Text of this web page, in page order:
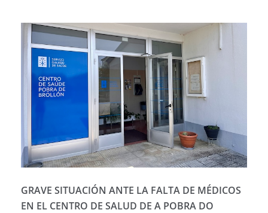
GRAVE SITUACIÓN ANTE LA FALTA DE MÉDICOS
EN EL CENTRO DE SALUD DE A POBRA DO